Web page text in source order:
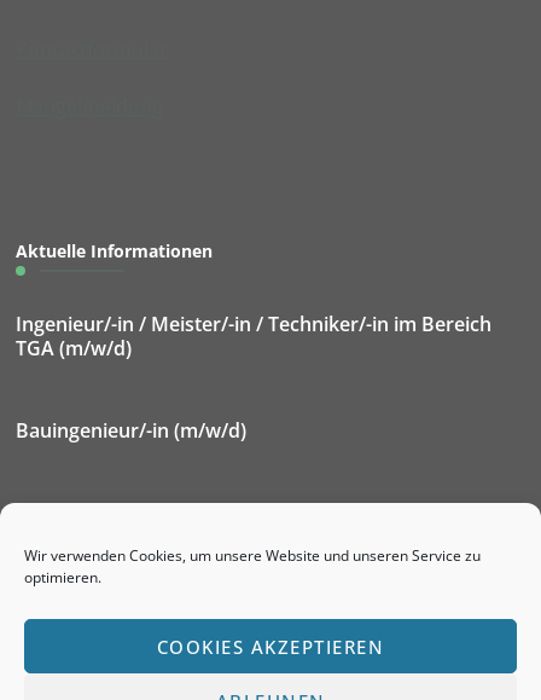
Wir verwenden Cookies, um unsere Website und unseren Service zu
optimieren.
COOKIES AKZEPTIEREN
Aktuelle Informationen
Ingenieur/-in / Meister/-in / Techniker/-in im Bereich
TGA (m/w/d)
Bauingenieur/-in (m/w/d)
Ausbildung Immobilienkaufmann/-frau (m/w/d)